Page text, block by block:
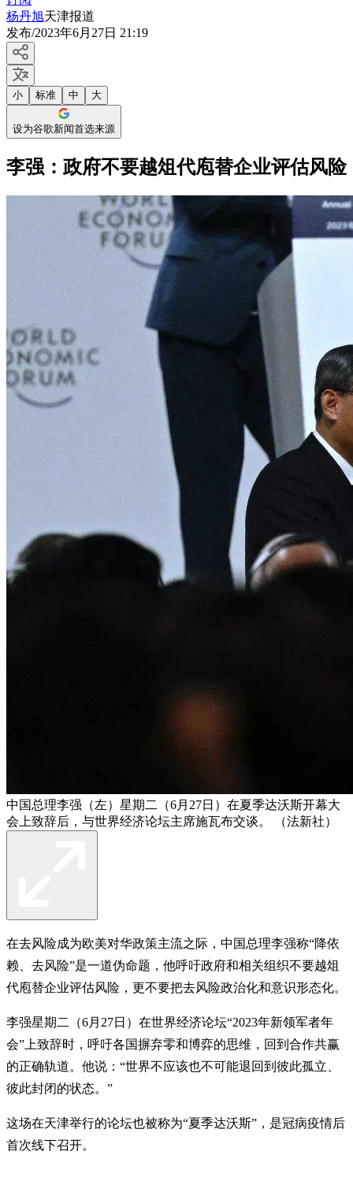
杨丹旭天津报道
发布/2023年6月27日 21:19
小 标准 中 大
设为谷歌新闻首选来源
李强：政府不要越俎代庖替企业评估风险
中国总理李强（左）星期二（6月27日）在夏季达沃斯开幕大
会上致辞后，与世界经济论坛主席施瓦布交谈。 （法新社）
在去风险成为欧美对华政策主流之际，中国总理李强称“降依
赖、去风险”是一道伪命题，他呼吁政府和相关组织不要越俎
代庖替企业评估风险，更不要把去风险政治化和意识形态化。
李强星期二（6月27日）在世界经济论坛“2023年新领军者年
会”上致辞时，呼吁各国摒弃零和博弈的思维，回到合作共赢
的正确轨道。他说：“世界不应该也不可能退回到彼此孤立、
彼此封闭的状态。”
这场在天津举行的论坛也被称为“夏季达沃斯”，是冠病疫情后
首次线下召开。